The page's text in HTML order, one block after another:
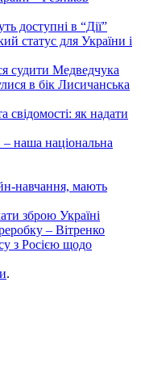
доступні в “Дії”
статус для України і
судити Медведчука
в бік Лисичанська
свідомості: як надати
наша національна
навчання, мають
зброю Україні
– Вітренко
з Росією щодо
.